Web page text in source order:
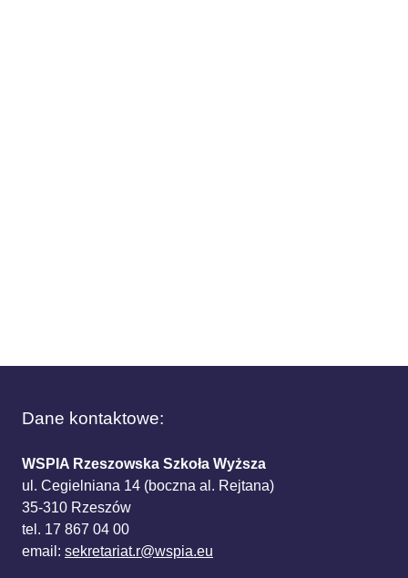
Dane kontaktowe:
WSPIA Rzeszowska Szkoła Wyższa
ul. Cegielniana 14 (boczna al. Rejtana)
35-310 Rzeszów
tel. 17 867 04 00
email: sekretariat.r@wspia.eu